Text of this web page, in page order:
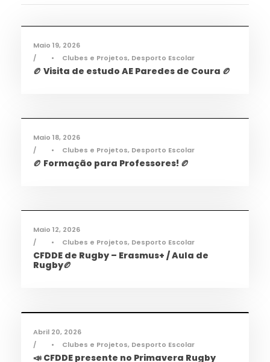
Desporto,Notícias
Maio 19, 2026
•
Clubes e Projetos, Desporto Escolar
🏉 Visita de estudo AE Paredes de Coura 🏉
Maio 18, 2026
•
Clubes e Projetos, Desporto Escolar
🏉 Formação para Professores! 🏉
Maio 12, 2026
•
Clubes e Projetos, Desporto Escolar
CFDDE de Rugby – Erasmus+ / Aula de
Rugby🏉
Abril 20, 2026
•
Clubes e Projetos, Desporto Escolar
📣 CFDDE presente no Primavera Rugby